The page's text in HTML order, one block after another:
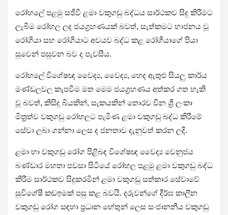
රෝහලේ පළමු සජීවී ළමා වකුගඩු බද්ධය සාර්ථකව සිදු කිරීමට
ලැබීම රෝහල ලද ජයග්‍රහණයක් බවත්, සැත්කමට භාජනය වූ
රෝගියා සහ රෝගියාට අවයව බද්ධ කළ රෝගියාගේ පියා
සුවෙන් පසුවන බව ද පැවසීය.
රෝහලේ විශේෂඥ වෛද්‍ය, වෛද්‍ය, හෙද ඇතුළු සියලු කාර්ය
මණ්ඩලවල කැපවීම මත මෙම ජයග්‍රහණය අත්කර ගත හැකි
වූ බවත්, කිසිදු බියකින්, සැකයකින් තොරව චීන ශ්‍රී ලංකා
මිත්‍රත්ව වකුගඩු රෝහලට පැමිණ ළමා වකුගඩු බද්ධ කිරීමේ
සේවා ලබා ගන්නා ලෙස ද ජනතාව දැනුවත් කරන ලදි.
ළමා හා වකුගඩු රෝග පිළිබඳ විශේෂඥ වෛද්‍ය වෙනුජය
බණ්ඩාර මහතා පවසා සිටියේ රෝහල පළමු ළමා වකුගඩු බද්ධ
කිරීම සාර්ථකව සිදුකරමින් ළමා වකුගඩු සත්කාර සේවාවේ
සුවිශේෂී කඩඉමක් පසු කළ බවයි. දරුවන්ගේ දීර්ඝ කාලීන
වකුගඩු රෝග සඳහා ප්‍රධාන හේතුන් ලෙස සංජානනීය වකුගඩු